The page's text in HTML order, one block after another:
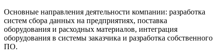
Основные направления деятельности компании: разработка
систем сбора данных на предприятиях, поставка
оборудования и расходных материалов, интеграция
оборудования в системы заказчика и разработка собственного
ПО.